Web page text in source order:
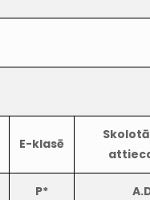
E-klasē
P*